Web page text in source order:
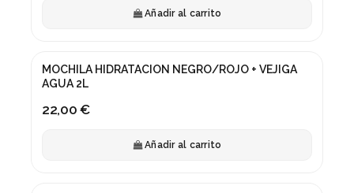
Añadir al carrito
MOCHILA HIDRATACION NEGRO/ROJO + VEJIGA
AGUA 2L
22,00 €
Añadir al carrito